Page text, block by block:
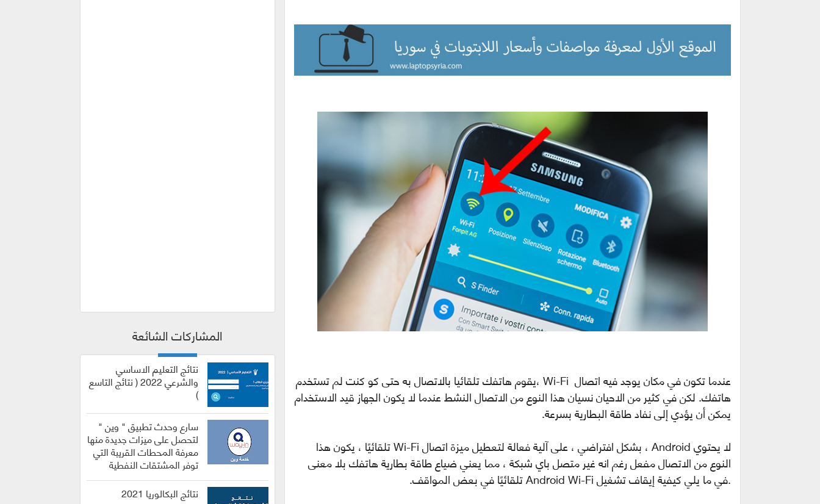
عندما تكون في مكان يوجد فيه اتصال Wi-Fi ،يقوم هاتفك تلقائيا بالاتصال به حتى كو كنت لم تستخدم
هاتفك. لكن في كثير من الاحيان نسيان هذا النوع من الاتصال النشط عندما لا يكون الجهاز قيد الاستخدام
يمكن أن يؤدي إلى نفاد طاقة البطارية بسرعة.
لا يحتوي Android ، بشكل افتراضي ، على آلية فعالة لتعطيل ميزة اتصال Wi-Fi تلقائيًا ، يكون هذا
النوع من الاتصال مفعل رغم انه غير متصل باي شبكة ، مما يعني ضياع طاقة بطارية هاتفك بلا معنى
.في ما يلي كيفية إيقاف تشغيل Android Wi-Fi تلقائيًا في بعض المواقف.
المشاركات الشائعة
نتائج التعليم الاساسي
والشرعي 2022 ( نتائج التاسع
)
سارع وحدث تطبيق " وين "
لتحصل على ميزات جديدة منها
معرفة المحطات القريبة التي
توفر المشتقات النفطية
نتائج البكالوريا 2021